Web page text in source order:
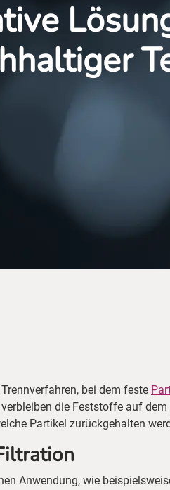
bei dem feste
die Feststoffe auf
Partikel zurückgehalten
Anwendung, wie